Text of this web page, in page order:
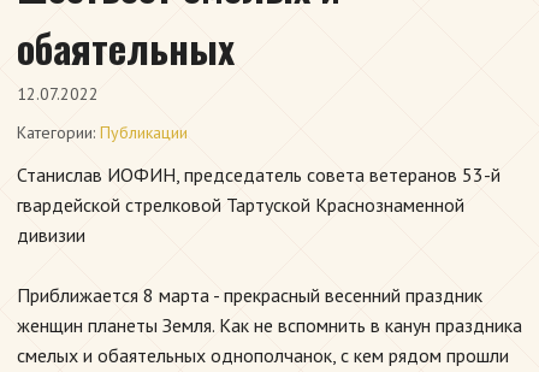
обаятельных
12.07.2022
Категории: Публикации
Станислав ИОФИН, председатель совета ветеранов 53-й
гвардейской стрелковой Тартуской Краснознаменной
дивизии
Приближается 8 марта - прекрасный весенний праздник
женщин планеты Земля. Как не вспомнить в канун праздника
смелых и обаятельных однополчанок, с кем рядом прошли